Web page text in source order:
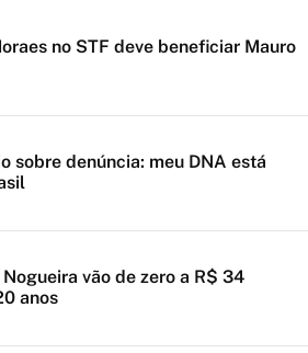
no STF deve beneficiar Mauro
sobre denúncia: meu DNA está
vão de zero a R$ 34
anos